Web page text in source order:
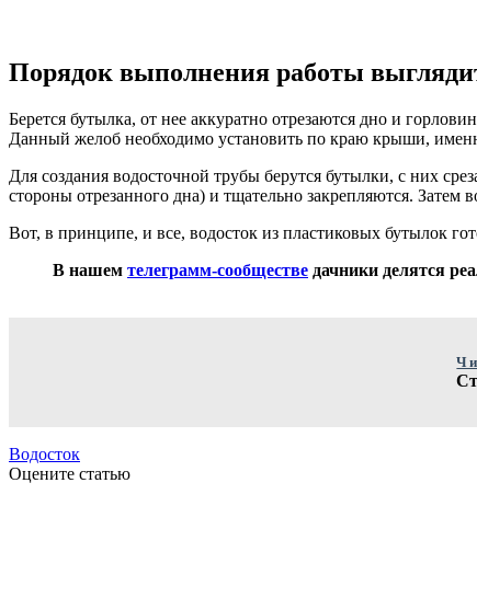
Порядок выполнения работы
Берется бутылка, от нее аккуратно отрезаются дно и
Данный желоб необходимо установить по краю крыши,
Для создания водосточной трубы берутся бутылки, с них
стороны отрезанного дна) и тщательно закрепляются.
Вот, в принципе, и все, водосток из пластиковых бутылок
В нашем телеграмм-сообществе дачники делятся
Водосток
Оцените статью